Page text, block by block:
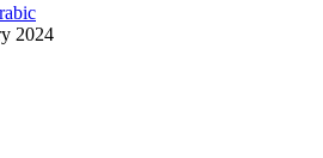
2024